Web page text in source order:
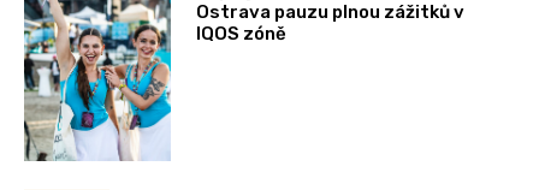
Ostrava pauzu plnou zážitků v
IQOS zóně